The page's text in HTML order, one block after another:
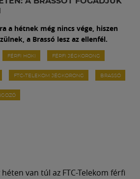
a hétnek még nincs vége, hiszen
a Brassó lesz az ellenfél.
FÉRFI HOKI FÉRFI JÉGKORONG
FTC-TELEKOM JÉGKORONG BRASSÓ
van túl az FTC-Telekom férfi